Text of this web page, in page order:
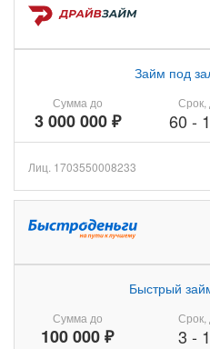
Сумма до
3 000 000 ₽
Займ под
Срок,
60 -
Лиц. 1703550008233
Сумма до
100 000 ₽
Быстрый
Срок,
3 -